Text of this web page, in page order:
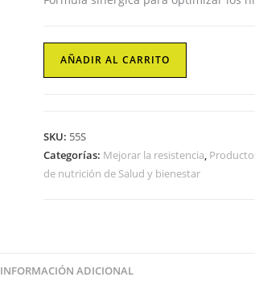
Vitaminas
Biotech
USA
cantidad
AÑADIR AL CARRITO
SKU: 55S
Categorías: Mejorar la resistencia,
de nutrición de Salud y bienestar
INFORMACIÓN ADICIONAL